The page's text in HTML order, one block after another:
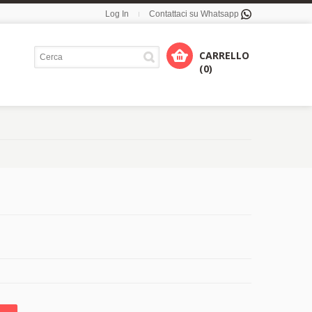
Log In Contattaci su Whatsapp
CARRELLO
(0)